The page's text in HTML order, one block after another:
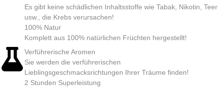
Es gibt keine schädlichen Inhaltsstoffe wie Tabak, Nikotin, Teer
usw., die Krebs verursachen!
100% Natur
Komplett aus 100% natürlichen Früchten hergestellt!
Verführerische Aromen
Sie werden die verführerischen
Lieblingsgeschmacksrichtungen Ihrer Träume finden!
2 Stunden Superleistung